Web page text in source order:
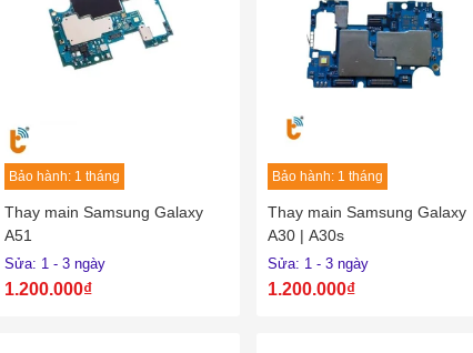
Bảo hành: 1 tháng
Thay main Samsung Galaxy
A51
Sửa: 1 - 3 ngày
1.200.000₫
Bảo hành: 1 tháng
Thay main Samsung Galaxy
A30 | A30s
Sửa: 1 - 3 ngày
1.200.000₫